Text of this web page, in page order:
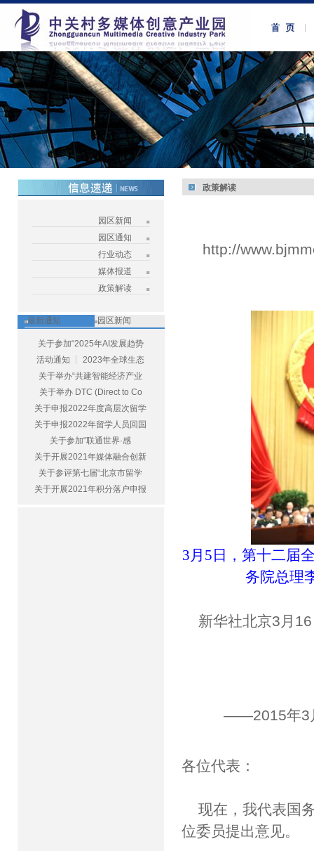
园区新闻
园区通知
行业动态
媒体报道
政策解读
最新通知 园区新闻
关于参加“2025年AI发展趋势
活动通知 ┆ 2023年全球生态
关于举办“共建智能经济产业
关于举办 DTC (Direct to Co
关于申报2022年度高层次留学
关于申报2022年留学人员回国
关于参加“联通世界·感
关于开展2021年媒体融合创新
关于参评第七届“北京市留学
关于开展2021年积分落户申报
政策解读
http://
3月5日，第十二届
务院总理
新华社北京3月
——2015年3
各位代表：
现在，我代表国
位委员提出意见。